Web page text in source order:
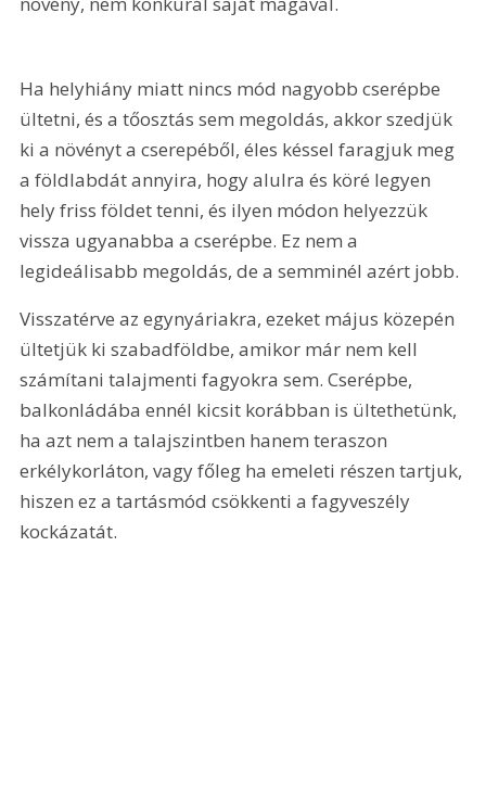
Ha helyhiány miatt nincs mód nagyobb cserépbe
ültetni, és a tőosztás sem megoldás, akkor szedjük
ki a növényt a cserepéből, éles késsel faragjuk meg
a földlabdát annyira, hogy alulra és köré legyen
hely friss földet tenni, és ilyen módon helyezzük
vissza ugyanabba a cserépbe. Ez nem a
legideálisabb megoldás, de a semminél azért jobb.
Visszatérve az egynyáriakra, ezeket május közepén
ültetjük ki szabadföldbe, amikor már nem kell
számítani talajmenti fagyokra sem. Cserépbe,
balkonládába ennél kicsit korábban is ültethetünk,
ha azt nem a talajszintben hanem teraszon
erkélykorláton, vagy főleg ha emeleti részen tartjuk,
hiszen ez a tartásmód csökkenti a fagyveszély
kockázatát.